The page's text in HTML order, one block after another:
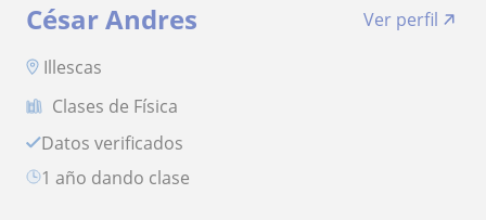
César Andres
Ver perfil
Illescas
Clases de Física
Datos verificados
1 año dando clase